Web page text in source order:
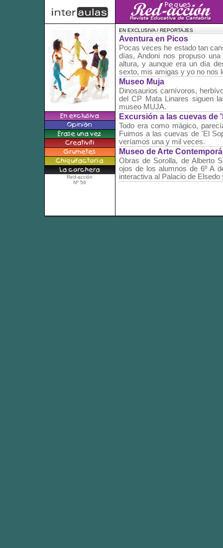
Red-acción
Nº 56
EN EXCLUSIVA / REPORTAJES
Aventura en Picos
Pocas veces he estado tan
días, Andoni nos propuso
altura, y aunque era un día
sexto, mis amigas y yo no nos
Museo Muja
Dinosaurios carnívoros,
del CP Mata Linares siguen
museo MUJA.
Excursión a las cuevas de
Todo era como mágico,
Fuimos a las cuevas de 'El
veríamos una y mil veces.
Museo de Arte
Obras de Sorolla, de Alberto
ojos de los alumnos de 6º A
interactiva al Palacio de